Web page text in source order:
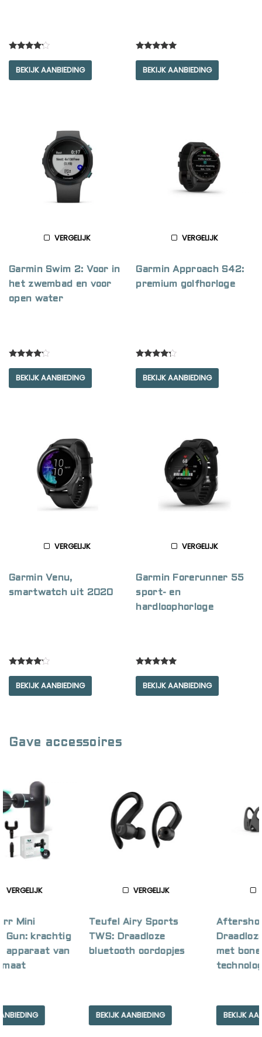
out of 5
BEKIJK AANBIEDING
out of 5
BEKIJK AANBIEDING
VERGELIJK
Garmin Swim 2: Voor in
het zwembad en voor
open water
out of 5
BEKIJK AANBIEDING
VERGELIJK
Garmin Approach S42:
premium golfhorloge
out of 5
BEKIJK AANBIEDING
VERGELIJK
Garmin Venu,
smartwatch uit 2020
4.00
out of 5
BEKIJK AANBIEDING
VERGELIJK
Garmin Forerunner 55
sport- en
hardloophorloge
5.00
out of 5
BEKIJK AANBIEDING
Gave accessoires
Teufel Airy Sports
TWS: Draadloze
bluetooth oordopjes
BEKIJK AANBIEDING
Aftershokz AIR:
Draadloze koptelefoon
met bone conduction
BEKIJK AANBIEDING